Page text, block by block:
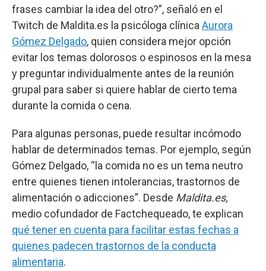
frases cambiar la idea del otro?”, señaló en el
Twitch de Maldita.es la psicóloga clínica Aurora
Gómez Delgado, quien considera mejor opción
evitar los temas dolorosos o espinosos en la mesa
y preguntar individualmente antes de la reunión
grupal para saber si quiere hablar de cierto tema
durante la comida o cena.
Para algunas personas, puede resultar incómodo
hablar de determinados temas. Por ejemplo, según
Gómez Delgado, “la comida no es un tema neutro
entre quienes tienen intolerancias, trastornos de
alimentación o adicciones”. Desde Maldita.es,
medio cofundador de Factchequeado, te explican
qué tener en cuenta para facilitar estas fechas a
quienes padecen trastornos de la conducta
alimentaria.